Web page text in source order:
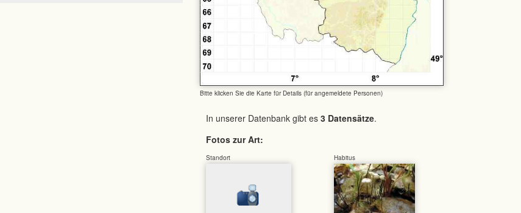
Bitte klicken Sie die Karte für Details (für angemeldete Personen)
In unserer Datenbank gibt es 3 Datensätze.
Fotos zur Art:
Standort Habitus